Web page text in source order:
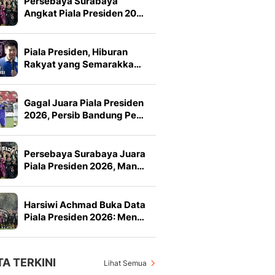
Angkat Piala Presiden 20…
Piala Presiden, Hiburan
Rakyat yang Semarakka…
Gagal Juara Piala Presiden
2026, Persib Bandung Pe…
Persebaya Surabaya Juara
Piala Presiden 2026, Man…
Harsiwi Achmad Buka Data
Piala Presiden 2026: Men…
TERKINI Lihat Semua